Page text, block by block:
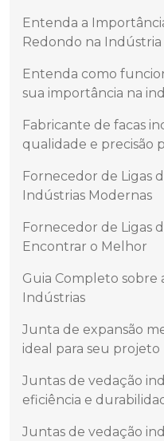
Entenda a
Redondo na Indústria
Entenda como
sua importância na
Fabricante de facas
qualidade e precisão
Fornecedor de Ligas
Indústrias Modernas
Fornecedor de Ligas
Encontrar o Melhor
Guia Completo sobre
Indústrias
Junta de expansão
ideal para seu projeto
Juntas de vedação
eficiência e
Juntas de vedação